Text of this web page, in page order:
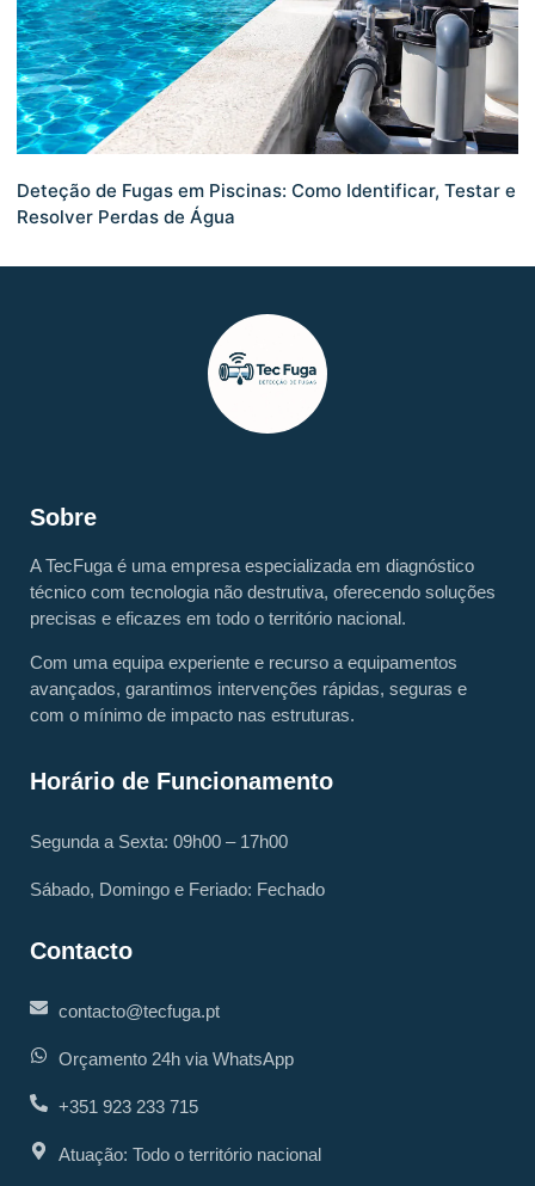
Deteção de Fugas em Piscinas: Como Identificar, Testar e
Resolver Perdas de Água
Sobre
A TecFuga é uma empresa especializada em diagnóstico
técnico com tecnologia não destrutiva, oferecendo soluções
precisas e eficazes em todo o território nacional.
Com uma equipa experiente e recurso a equipamentos
avançados, garantimos intervenções rápidas, seguras e
com o mínimo de impacto nas estruturas.
Horário de Funcionamento
Segunda a Sexta: 09h00 – 17h00
Sábado, Domingo e Feriado: Fechado
Contacto
contacto@tecfuga.pt
Orçamento 24h via WhatsApp
+351 923 233 715
Atuação: Todo o território nacional